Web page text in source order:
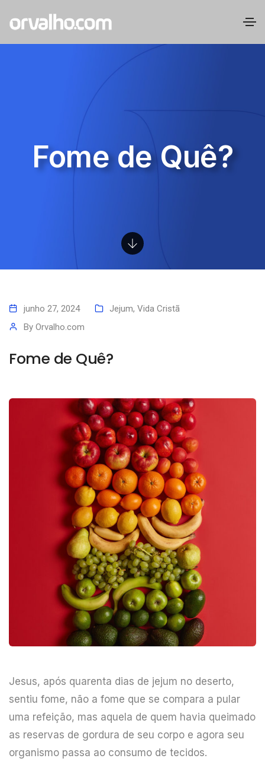
Fome de Quê?
junho 27, 2024 Jejum, Vida Cristã
By Orvalho.com
Fome de Quê?
Jesus, após quarenta dias de jejum no deserto,
sentiu fome, não a fome que se compara a pular
uma refeição, mas aquela de quem havia queimado
as reservas de gordura de seu corpo e agora seu
organismo passa ao consumo de tecidos.